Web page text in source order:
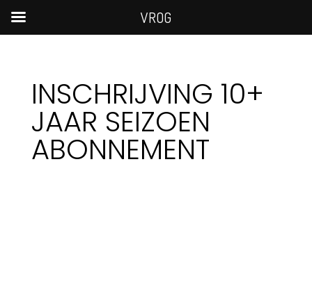
INSCHRIJVING 10+
JAAR SEIZOEN
ABONNEMENT
VROG